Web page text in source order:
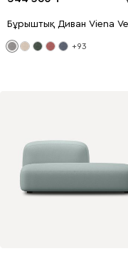
Бұрыштық Диван Viena
+93